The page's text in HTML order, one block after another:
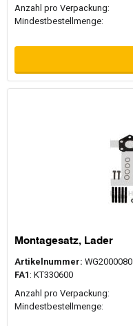
Anzahl pro Verpackung:
Mindestbestellmenge:
Montagesatz, Lader
Artikelnummer: WG2000080
FA1 : KT330600
Anzahl pro Verpackung:
Mindestbestellmenge: